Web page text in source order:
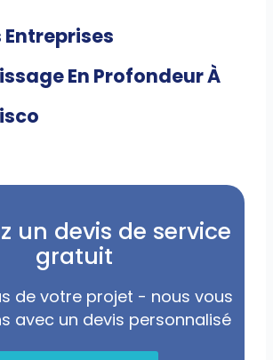
En Profondeur À
un devis de service
gratuit
de votre projet - nous vous
avec un devis personnalisé